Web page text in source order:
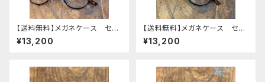
【送料無料】メガネケース セキ
セイインコ モノトーン Gree
n グリーン せきせいいん
¥13,200
【送料無料】メガネケース セキ
セイインコ ノーマルブルー
レッドブラウン せきせいいん
¥13,200